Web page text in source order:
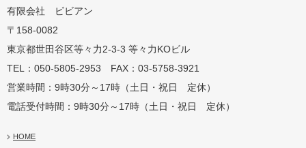
用地球の恵みを シャワー
有限会社 ビビアン
〒158-0082
東京都世田谷区等々力2-3-3 等々力KOビル
TEL：050-5805-2953 FAX：03-5758-3921
営業時間：9時30分～17時（土日・祝日 定休）
電話受付時間：9時30分～17時（土日・祝日 定休）
HOME